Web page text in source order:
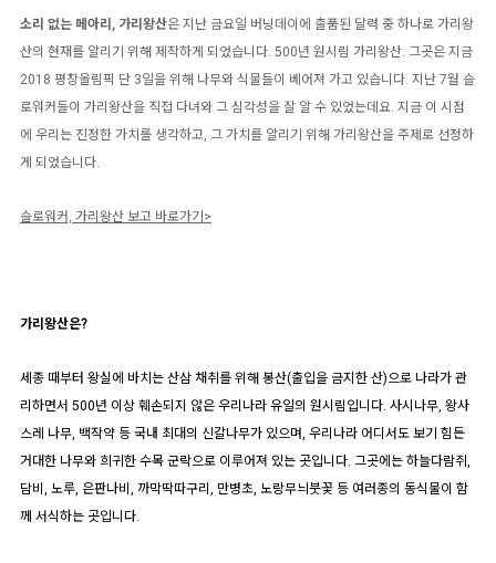
소리 없는 메아리, 가리왕산은 지난 금요일 버닝데이에 출품된 달력 중 하나로 가리왕
산의 현재를 알리기 위해 제작하게 되었습니다. 500년 원시림 가리왕산. 그곳은 지금
2018 평창올림픽 단 3일을 위해 나무와 식물들이 베어져 가고 있습니다. 지난 7월 슬
로워커들이 가리왕산을 직접 다녀와 그 심각성을 잘 알 수 있었는데요. 지금 이 시점
에 우리는 진정한 가치를 생각하고, 그 가치를 알리기 위해 가리왕산을 주제로 선정하
게 되었습니다.
슬로워커, 가리왕산 보고 바로가기>
가리왕산은?
세종 때부터 왕실에 바치는 산삼 채취를 위해 봉산(출입을 금지한 산)으로 나라가 관
리하면서 500년 이상 훼손되지 않은 우리나라 유일의 원시림입니다. 사시나무, 왕사
스레 나무, 백작약 등 국내 최대의 신갈나무가 있으며, 우리나라 어디서도 보기 힘든
거대한 나무와 희귀한 수목 군락으로 이루어져 있는 곳입니다. 그곳에는 하늘다람쥐,
담비, 노루, 은판나비, 까막딱따구리, 만병초, 노랑무늬붓꽃 등 여러종의 동식물이 함
께 서식하는 곳입니다.